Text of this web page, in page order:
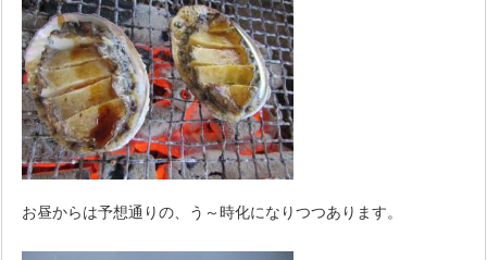
お昼からは予想通りの、う～時化になりつつあります。